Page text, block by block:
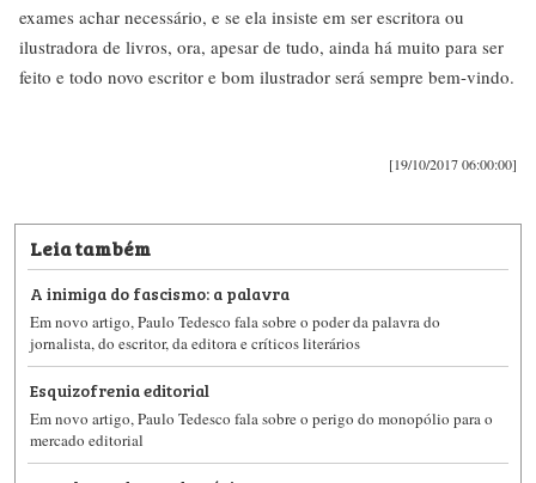
exames achar necessário, e se ela insiste em ser escritora ou
ilustradora de livros, ora, apesar de tudo, ainda há muito para ser
feito e todo novo escritor e bom ilustrador será sempre bem-vindo.
[19/10/2017 06:00:00]
Leia também
A inimiga do fascismo: a palavra
Em novo artigo, Paulo Tedesco fala sobre o poder da palavra do
jornalista, do escritor, da editora e críticos literários
Esquizofrenia editorial
Em novo artigo, Paulo Tedesco fala sobre o perigo do monopólio para o
mercado editorial